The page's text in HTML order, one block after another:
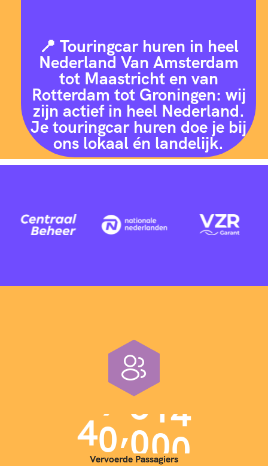
📍 Touringcar huren in heel
Nederland Van Amsterdam
tot Maastricht en van
Rotterdam tot Groningen: wij
zijn actief in heel Nederland.
Je touringcar huren doe je bij
ons lokaal én landelijk.
40,000
Vervoerde Passagiers